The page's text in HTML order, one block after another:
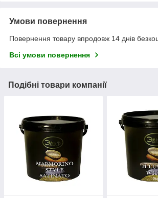
Умови повернення
Повернення товару впродовж 14 днів
Всі умови повернення
Подібні товари компанії